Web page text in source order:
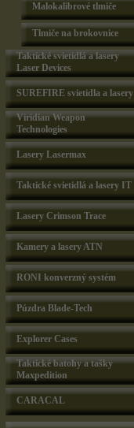
Malokalibrové tlmiče
Tlmiče na brokovnice
Taktické svietidlá a lasery
Laser Devices
SUREFIRE svietidla a lasery
Viridian Weapon
Technologies
Lasery Lasermax
Taktické svietidlá a lasery IT
Lasery Crimson Trace
Kamery a lasery ATN
RONI konverzný systém
Púzdra Blade-Tech
Explorer Cases
Taktické batohy a tašky
Maxpedition
CARACAL